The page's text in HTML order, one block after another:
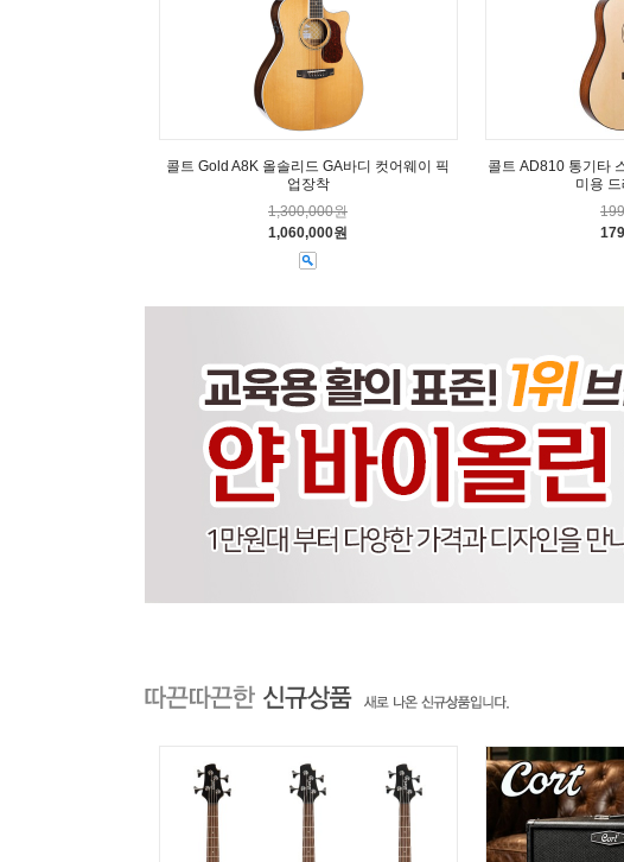
콜트 Gold A8K 올솔리드 GA바디 컷어웨이 픽
업장착
1,300,000원
1,060,000원
콜트 AD810 통기타
미용 드